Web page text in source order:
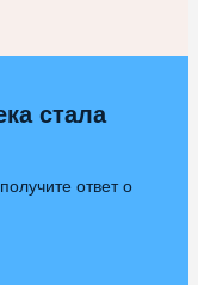
стала
ответ о